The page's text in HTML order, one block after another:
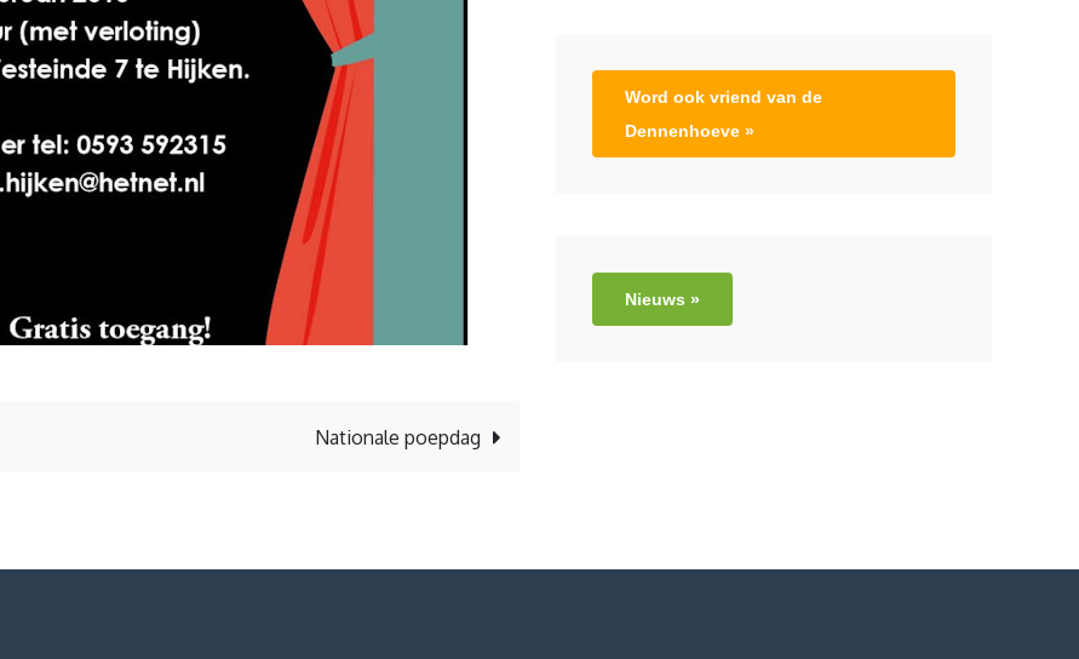
Nationale poepdag
Word ook vriend van de
Dennenhoeve »
Nieuws »